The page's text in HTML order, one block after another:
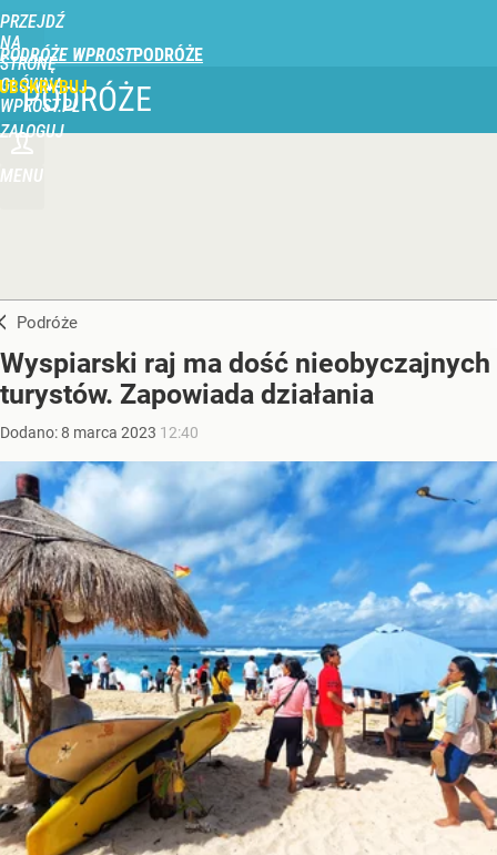
PRZEJDŹ
NA
STRONĘ
GŁÓWNĄ
WPROST.PL
PODRÓŻE WPROST
ZALOGUJ
MENU
PODRÓŻE
Podróże
Wyspiarski raj ma dość nieobyczajnych
turystów. Zapowiada działania
Dodano:8 marca 2023 12:40